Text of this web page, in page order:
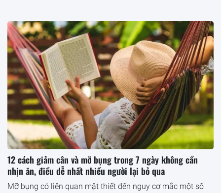
12 cách giảm cân và mỡ bụng trong 7 ngày không cần
nhịn ăn, điều dễ nhất nhiều người lại bỏ qua
Mỡ bụng có liên quan mật thiết đến nguy cơ mắc một số